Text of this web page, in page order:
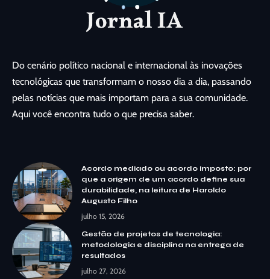
Do cenário político nacional e internacional às inovações
tecnológicas que transformam o nosso dia a dia, passando
pelas notícias que mais importam para a sua comunidade.
Aqui você encontra tudo o que precisa saber.
Acordo mediado ou acordo imposto: por
que a origem de um acordo define sua
durabilidade, na leitura de Haroldo
Augusto Filho
julho 15, 2026
Gestão de projetos de tecnologia:
metodologia e disciplina na entrega de
resultados
julho 27, 2026